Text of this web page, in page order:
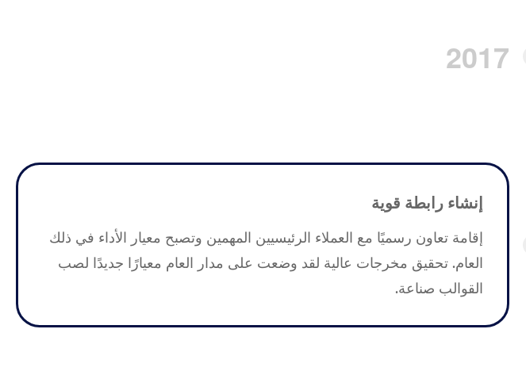
2017
إنشاء رابطة قوية
إقامة تعاون رسميًا مع العملاء الرئيسيين المهمين وتصبح معيار الأداء في ذلك
العام. تحقيق مخرجات عالية لقد وضعت على مدار العام معيارًا جديدًا لصب
القوالب صناعة.